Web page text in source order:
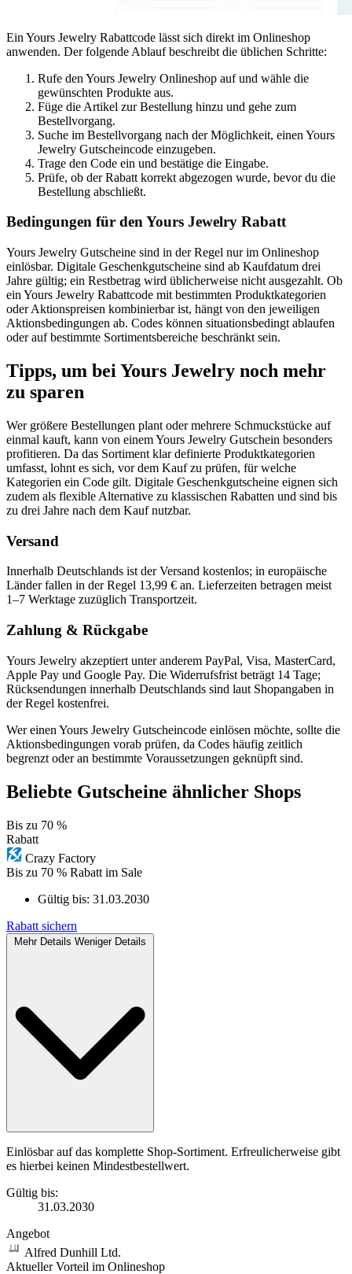
Ein Yours Jewelry Rabattcode lässt sich direkt im Onlineshop
anwenden. Der folgende Ablauf beschreibt die üblichen Schritte:
Rufe den Yours Jewelry Onlineshop auf und wähle die
gewünschten Produkte aus.
Füge die Artikel zur Bestellung hinzu und gehe zum
Bestellvorgang.
Suche im Bestellvorgang nach der Möglichkeit, einen Yours
Jewelry Gutscheincode einzugeben.
Trage den Code ein und bestätige die Eingabe.
Prüfe, ob der Rabatt korrekt abgezogen wurde, bevor du die
Bestellung abschließt.
Bedingungen für den Yours Jewelry Rabatt
Yours Jewelry Gutscheine sind in der Regel nur im Onlineshop
einlösbar. Digitale Geschenkgutscheine sind ab Kaufdatum drei
Jahre gültig; ein Restbetrag wird üblicherweise nicht ausgezahlt. Ob
ein Yours Jewelry Rabattcode mit bestimmten Produktkategorien
oder Aktionspreisen kombinierbar ist, hängt von den jeweiligen
Aktionsbedingungen ab. Codes können situationsbedingt ablaufen
oder auf bestimmte Sortimentsbereiche beschränkt sein.
Tipps, um bei Yours Jewelry noch mehr
zu sparen
Wer größere Bestellungen plant oder mehrere Schmuckstücke auf
einmal kauft, kann von einem Yours Jewelry Gutschein besonders
profitieren. Da das Sortiment klar definierte Produktkategorien
umfasst, lohnt es sich, vor dem Kauf zu prüfen, für welche
Kategorien ein Code gilt. Digitale Geschenkgutscheine eignen sich
zudem als flexible Alternative zu klassischen Rabatten und sind bis
zu drei Jahre nach dem Kauf nutzbar.
Versand
Innerhalb Deutschlands ist der Versand kostenlos; in europäische
Länder fallen in der Regel 13,99 € an. Lieferzeiten betragen meist
1–7 Werktage zuzüglich Transportzeit.
Zahlung & Rückgabe
Yours Jewelry akzeptiert unter anderem PayPal, Visa, MasterCard,
Apple Pay und Google Pay. Die Widerrufsfrist beträgt 14 Tage;
Rücksendungen innerhalb Deutschlands sind laut Shopangaben in
der Regel kostenfrei.
Wer einen Yours Jewelry Gutscheincode einlösen möchte, sollte die
Aktionsbedingungen vorab prüfen, da Codes häufig zeitlich
begrenzt oder an bestimmte Voraussetzungen geknüpft sind.
Beliebte Gutscheine ähnlicher Shops
Bis zu 70 %
Rabatt
Crazy Factory
Bis zu 70 % Rabatt im Sale
Gültig bis: 31.03.2030
Rabatt sichern
Mehr Details Weniger Details
Einlösbar auf das komplette Shop-Sortiment. Erfreulicherweise gibt
es hierbei keinen Mindestbestellwert.
Gültig bis:
31.03.2030
Angebot
Alfred Dunhill Ltd.
Aktueller Vorteil im Onlineshop